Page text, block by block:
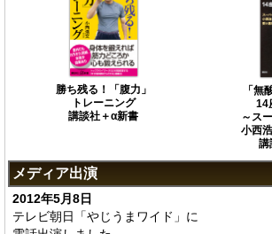
勝ち残る！「腹力」
トレーニング
講談社＋α新書
「無
14
～ス
小西
講
メディア出演
2012年5月8日
テレビ朝日「やじうまワイド」に